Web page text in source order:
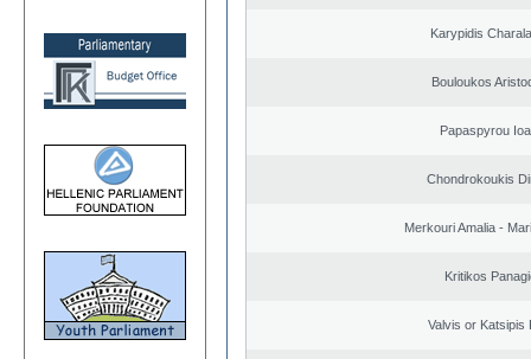
Karypidis
Bouloukos
Papaspyrou
Chondrokoukis
Merkouri Amalia -
Kritikos
Valvis or Katsipis